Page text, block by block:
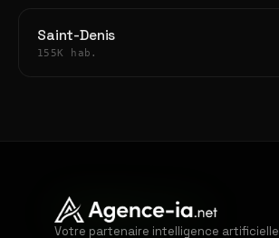
Saint-Denis
155K hab.
Votre partenaire intelligence artificielle